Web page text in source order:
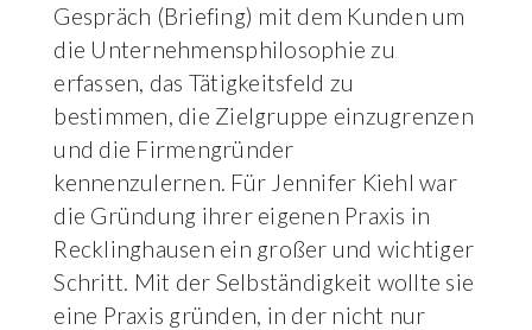
Gespräch (Briefing) mit dem Kunden um
die Unternehmensphilosophie zu
erfassen, das Tätigkeitsfeld zu
bestimmen, die Zielgruppe einzugrenzen
und die Firmengründer
kennenzulernen. Für Jennifer Kiehl war
die Gründung ihrer eigenen Praxis in
Recklinghausen ein großer und wichtiger
Schritt. Mit der Selbständigkeit wollte sie
eine Praxis gründen, in der nicht nur